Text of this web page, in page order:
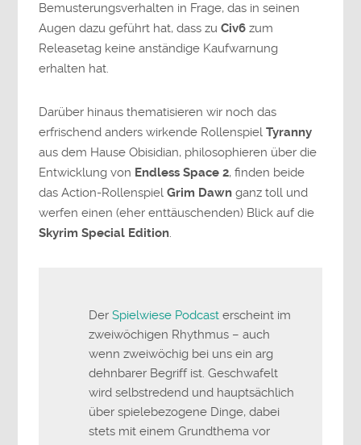
Bemusterungsverhalten in Frage, das in seinen
Augen dazu geführt hat, dass zuCiv6 zum
Releasetag keine anständige Kaufwarnung
erhalten hat.
Darüber hinaus thematisieren wir noch das
erfrischend anders wirkende RollenspielTyranny
aus dem Hause Obisidian, philosophieren über die
Entwicklung von Endless Space 2, finden beide
das Action-RollenspielGrim Dawn ganz toll und
werfen einen (eher enttäuschenden) Blick auf die
Skyrim Special Edition.
DerSpielwiese Podcast erscheint im
zweiwöchigen Rhythmus – auch
wenn zweiwöchig bei uns ein arg
dehnbarer Begriff ist. Geschwafelt
wird selbstredend und hauptsächlich
über spielebezogene Dinge, dabei
stets mit einem Grundthema vor